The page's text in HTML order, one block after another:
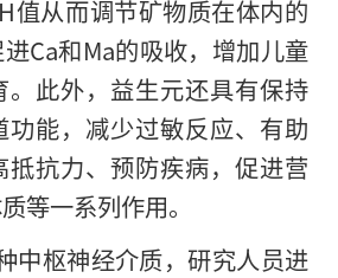
值从而调节矿物质在体内的
Ca和Ma的吸收，增加儿童
。此外，益生元还具有保持
功能，减少过敏反应、有助
抵抗力、预防疾病，促进营
等一系列作用。
中枢神经介质，研究人员进